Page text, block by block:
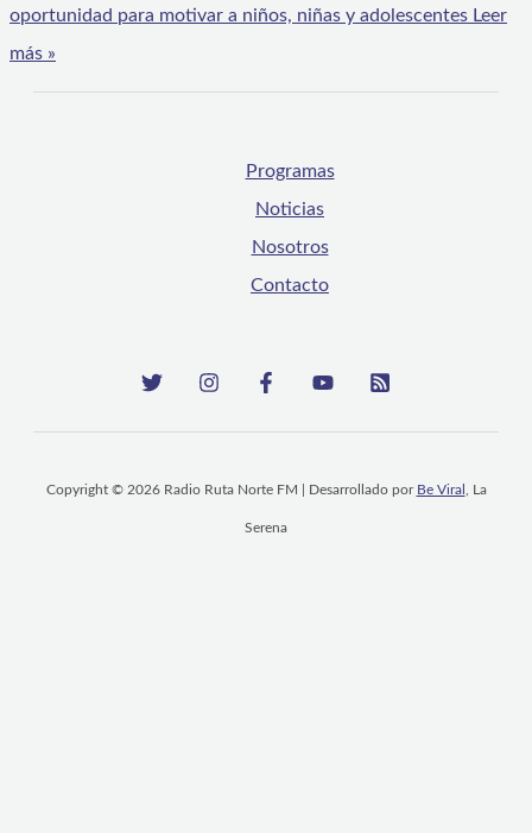
oportunidad para motivar a niños, niñas y adolescentes Leer
más »
Programas
Noticias
Nosotros
Contacto
Copyright © 2026 Radio Ruta Norte FM | Desarrollado por Be Viral , La
Serena